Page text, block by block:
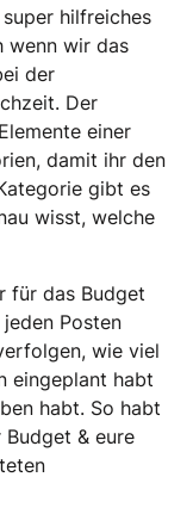
hilfreiches
wenn wir das
der
Der
einer
damit ihr den
gibt es
wisst, welche
für das Budget
Posten
wie viel
eingeplant habt
habt. So habt
& eure